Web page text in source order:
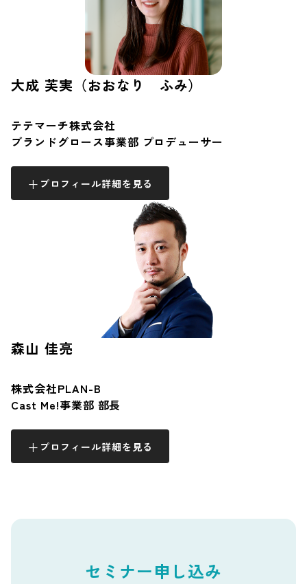
大成 芙実（おおなり ふみ）
テテマーチ株式会社
ブランドグロース事業部 プロデューサー
プロフィール詳細を見る
森山 佳亮
株式会社PLAN-B
Cast Me!事業部 部長
プロフィール詳細を見る
セミナー申し込み